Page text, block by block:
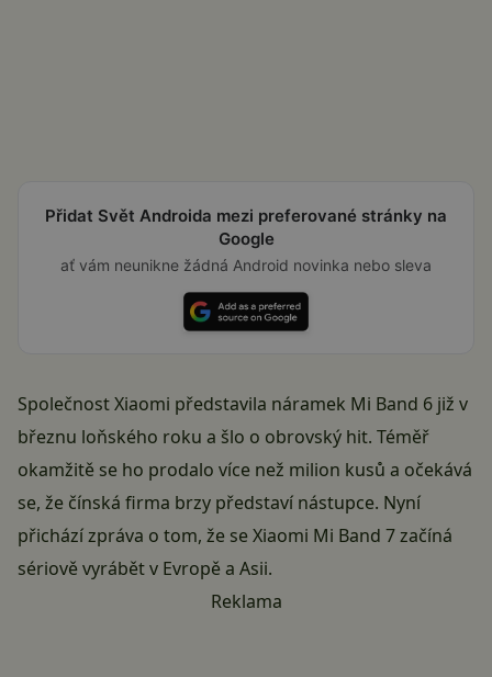
Přidat Svět Androida mezi preferované stránky na
Google
ať vám neunikne žádná Android novinka nebo sleva
Společnost Xiaomi představila náramek Mi Band 6 již v
březnu loňského roku a šlo o obrovský hit. Téměř
okamžitě se ho prodalo více než milion kusů a očekává
se, že čínská firma brzy představí nástupce. Nyní
přichází zpráva o tom, že se Xiaomi Mi Band 7 začíná
sériově vyrábět v Evropě a Asii.
Reklama